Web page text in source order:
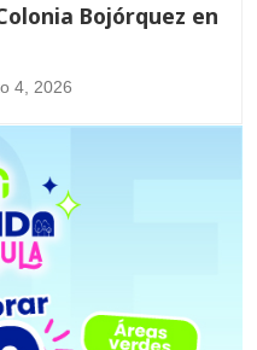
Bojórquez en
4, 2026